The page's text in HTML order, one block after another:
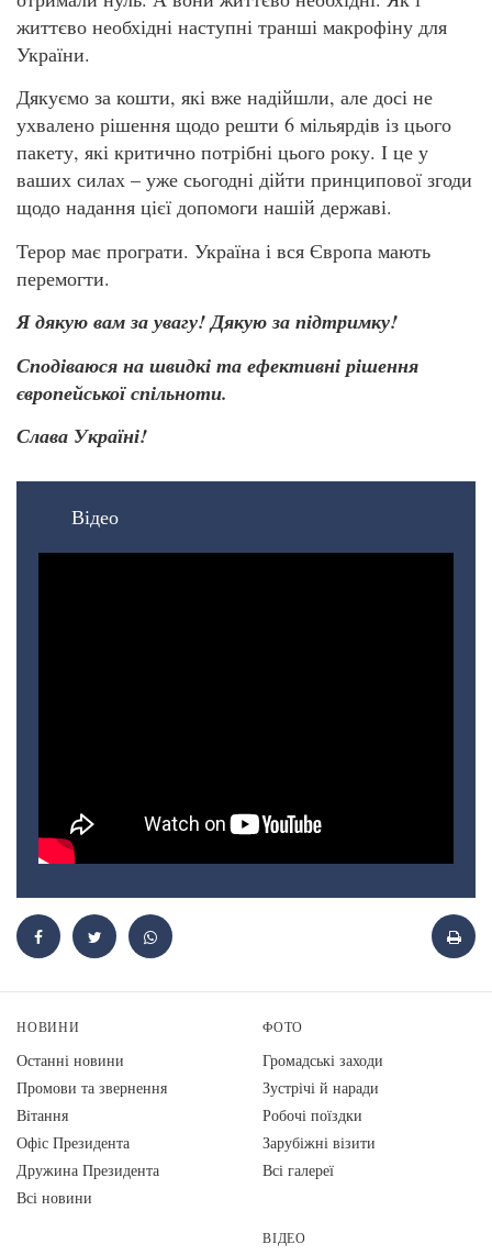
життєво необхідні наступні транші макрофіну для
України.
Дякуємо за кошти, які вже надійшли, але досі не
ухвалено рішення щодо решти 6 мільярдів із цього
пакету, які критично потрібні цього року. І це у
ваших силах – уже сьогодні дійти принципової згоди
щодо надання цієї допомоги нашій державі.
Терор має програти. Україна і вся Європа мають
перемогти.
Я дякую вам за увагу! Дякую за підтримку!
Сподіваюся на швидкі та ефективні рішення
європейської спільноти.
Слава Україні!
Відео
НОВИНИ
Останні новини
Промови та звернення
Вiтання
Офіс Президента
Дружина Президента
Всі новини
ФОТО
Громадські заходи
Зустрічі й наради
Робочі поїздки
Зарубіжні візити
Всі галереї
ВІДЕО